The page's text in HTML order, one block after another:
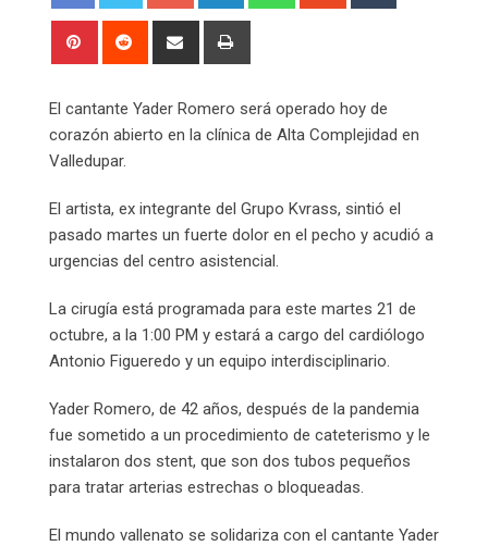
Pinterest Reddit
Share
El cantante Yader Romero será operado hoy de
corazón abierto en la clínica de Alta Complejidad en
Valledupar.
El artista, ex integrante del Grupo Kvrass, sintió el
pasado martes un fuerte dolor en el pecho y acudió a
urgencias del centro asistencial.
La cirugía está programada para este martes 21 de
octubre, a la 1:00 PM y estará a cargo del cardiólogo
Antonio Figueredo y un equipo interdisciplinario.
Yader Romero, de 42 años, después de la pandemia
fue sometido a un procedimiento de cateterismo y le
instalaron dos stent, que son dos tubos pequeños
para tratar arterias estrechas o bloqueadas.
El mundo vallenato se solidariza con el cantante Yader